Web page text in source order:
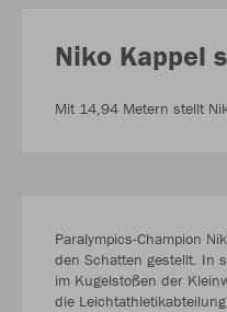
Niko Kappel
Mit 14,94 Metern stellt
Paralympics-Champion
den Schatten gestellt. In
im Kugelstoßen der
die